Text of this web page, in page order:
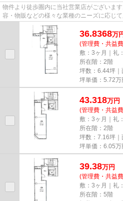
物件より徒歩圏内に当社営業店がございま
容・物販などの様々な業種のニーズに応じ
尚、弊社ではおとり広告は一切...
36.8368万
(管理費・共益
敷：3ヶ月｜礼
所在階：2階
坪数：6.44坪｜
坪単価： 5.72万
43.318万円
(管理費・共益
敷：3ヶ月｜礼
所在階：2階
坪数：7.16坪｜
坪単価： 6.05万
39.38万円
(管理費・共益
敷：3ヶ月｜礼
所在階：5階